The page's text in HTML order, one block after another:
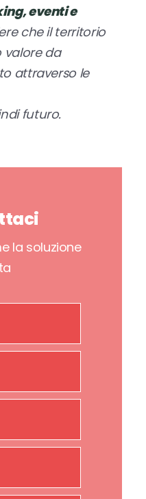
eventi e
che il territorio
da
attraverso le
futuro.
la soluzione